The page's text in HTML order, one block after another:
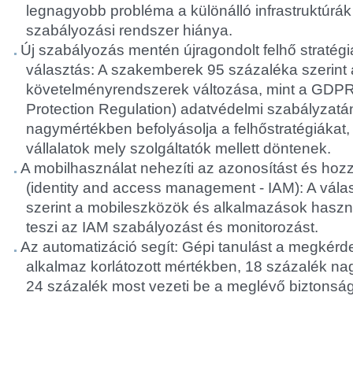
legnagyobb probléma a különálló
szabályozási rendszer hiánya.
Új szabályozás mentén újragondolt felhő
választás: A szakemberek 95 százaléka szerint
követelményrendszerek változása, mint a
Protection Regulation) adatvédelmi
nagymértékben befolyásolja a
vállalatok mely szolgáltatók mellett döntenek.
A mobilhasználat nehezíti az azonosítást és
(identity and access management - IAM): A
szerint a mobileszközök és alkalmazások
teszi az IAM szabályozást és monitorozást.
Az automatizáció segít: Gépi tanulást a
alkalmaz korlátozott mértékben, 18 százalék
24 százalék most vezeti be a meglévő